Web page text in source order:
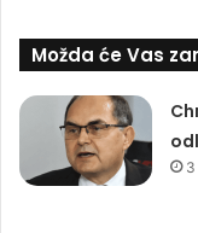
Možda će Vas